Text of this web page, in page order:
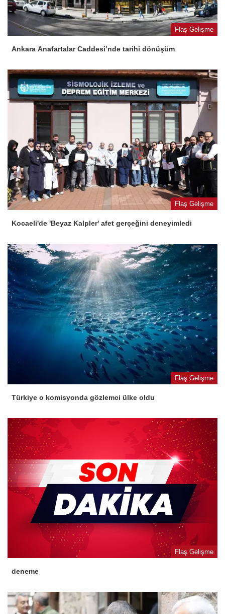
Flaş Gelişme
Ankara Anafartalar Caddesi’nde tarihi dönüşüm
Flaş Gelişme
Kocaeli'de 'Beyaz Kalpler' afet gerçeğini deneyimledi
Flaş Gelişme
Türkiye o komisyonda gözlemci ülke oldu
Flaş Gelişme
deneme